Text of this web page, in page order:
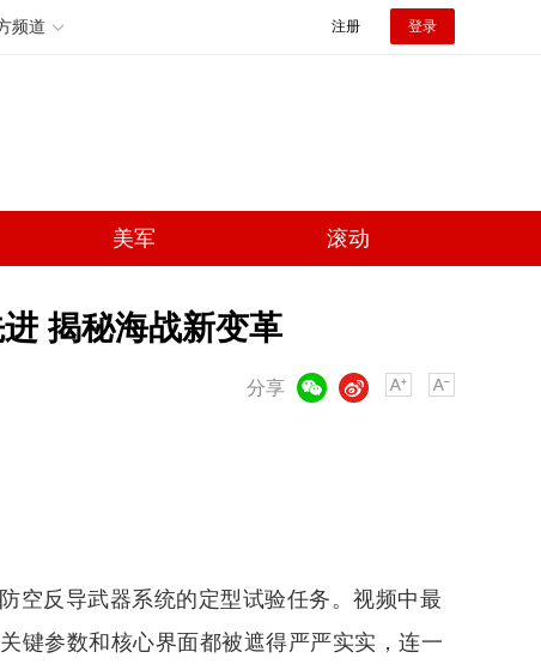
频道 注册 登录
美军 滚动
揭秘海战新变革
分享
微博
空反导武器系统的定型试验任务。视频中最
键参数和核心界面都被遮得严严实实，连一